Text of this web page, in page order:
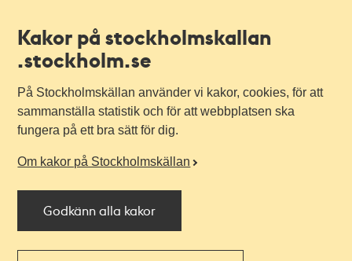
Kakor på stockholmskallan
.stockholm.se
På Stockholmskällan använder vi kakor, cookies, för att
sammanställa statistik och för att webbplatsen ska
fungera på ett bra sätt för dig.
Om kakor på Stockholmskällan
Godkänn alla kakor